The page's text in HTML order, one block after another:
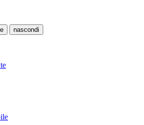
nascondi